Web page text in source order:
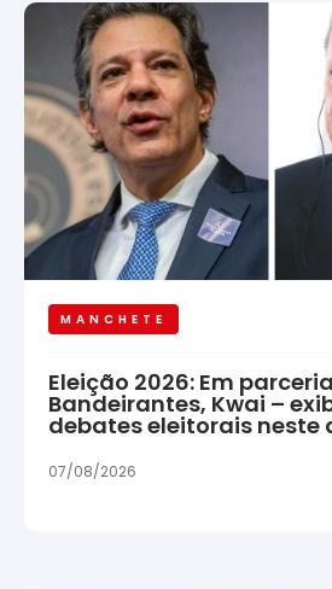
MANCHETE
Eleição 2026: Em
Bandeirantes, Kwai –
debates eleitorais neste
07/08/2026